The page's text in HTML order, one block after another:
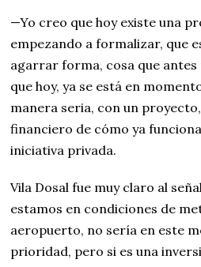
—Yo creo que hoy existe una
empezando a formalizar, que
agarrar forma, cosa que antes
que hoy, ya se está en
manera seria, con un
financiero de cómo ya
iniciativa privada.
Vila Dosal fue muy claro al
estamos en condiciones de
aeropuerto, no sería en este
prioridad, pero si es una